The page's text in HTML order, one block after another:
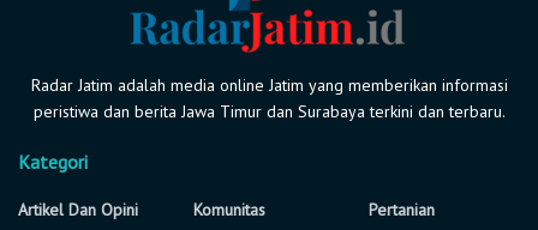
Radar Jatim adalah media online Jatim yang memberikan informasi
peristiwa dan berita Jawa Timur dan Surabaya terkini dan terbaru.
Kategori
Artikel Dan Opini
Komunitas
Pertanian